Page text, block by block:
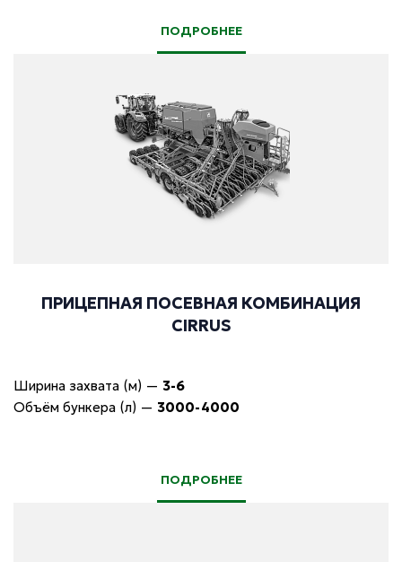
ПОДРОБНЕЕ
ПРИЦЕПНАЯ ПОСЕВНАЯ КОМБИНАЦИЯ
CIRRUS
Ширина захвата (м) — 3-6
Объём бункера (л) — 3000-4000
ПОДРОБНЕЕ